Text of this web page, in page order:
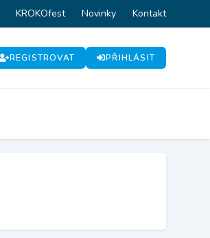
KROKOfest Novinky Kontakt
REGISTROVAT PŘIHLÁSIT